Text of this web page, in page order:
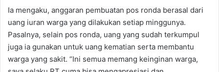
Ia mengaku, anggaran pembuatan pos ronda berasal dari
uang iuran warga yang dilakukan setiap minggunya.
Pasalnya, selain pos ronda, uang yang sudah terkumpul
juga ia gunakan untuk uang kematian serta membantu
warga yang sakit. “Ini semua memang keinginan warga,